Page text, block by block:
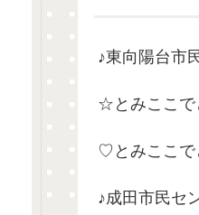
♪東向陽台市
☆とみここ
♡とみここ
♪成田市民セ